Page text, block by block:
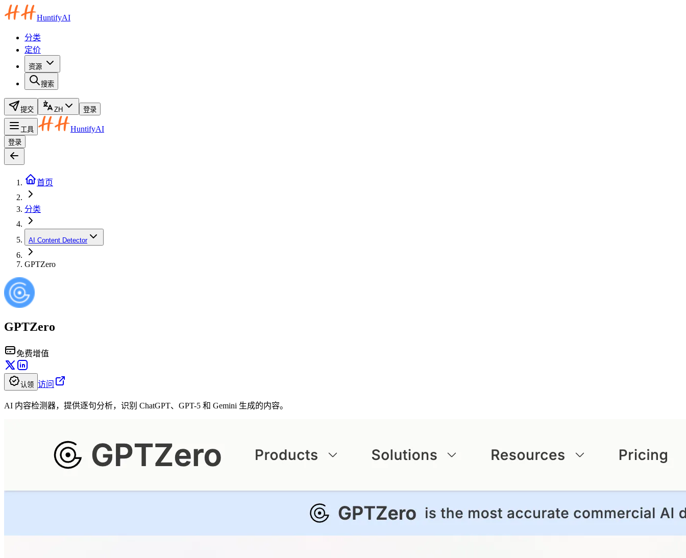
HuntifyAI
分类
定价
资源
搜索
提交 ZH 登录
工具 HuntifyAI
登录
首页
分类
AI Content Detector
GPTZero
GPTZero
免费增值
认领 访问
AI 内容检测器，提供逐句分析，识别 ChatGPT、GPT-5 和 Gemini 生成的内容。